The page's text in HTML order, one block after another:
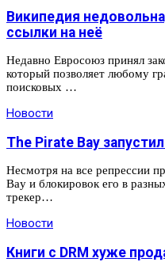
Википедия
ссылки на неё
Недавно Евросоюз принял
который позволяет любому
поисковых …
Новости
The Pirate Bay
Несмотря на все репрессии
Bay и блокировок его в
трекер…
Новости
Книги с DRM хуже